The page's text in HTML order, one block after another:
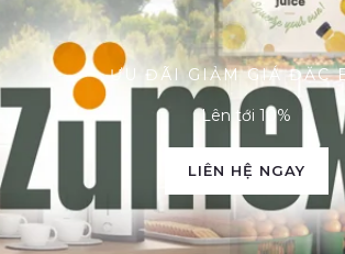
ƯU ĐÃI GIẢM GIÁ ĐẶC
Lên tới 10%
LIÊN HỆ NGAY